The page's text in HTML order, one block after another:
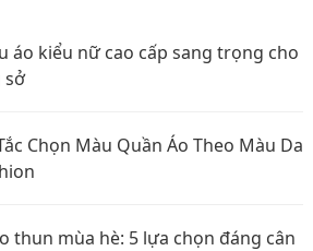
áo kiểu nữ cao cấp sang trọng cho
sở
Chọn Màu Quần Áo Theo Màu Da
thun mùa hè: 5 lựa chọn đáng cân